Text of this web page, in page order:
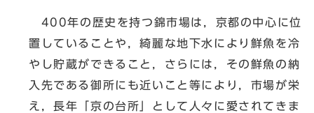
400年の歴史を持つ錦市場は，京都の中心に位
置していることや，綺麗な地下水により鮮魚を冷
やし貯蔵ができること，さらには，その鮮魚の納
入先である御所にも近いこと等により，市場が栄
え，長年「京の台所」として人々に愛されてきま